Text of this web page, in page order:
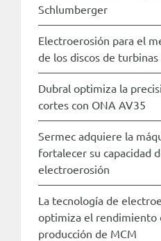
Schlumberger
Electroerosión para el
de los discos de
Dubral optimiza la
cortes con ONA AV35
Sermec adquiere la
fortalecer su capacidad
electroerosión
La tecnología de
optimiza el rendimiento
producción de MCM